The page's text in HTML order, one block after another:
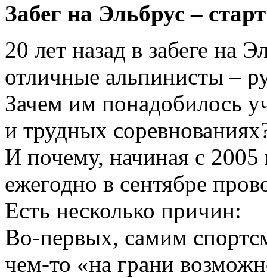
Забег на Эльбрус –
20 лет назад в забеге на
отличные альпинисты –
Зачем им понадобилось
и трудных
И почему, начиная с
ежегодно в сентябре
Есть несколько причин:
Во-первых, самим
чем-то «на грани